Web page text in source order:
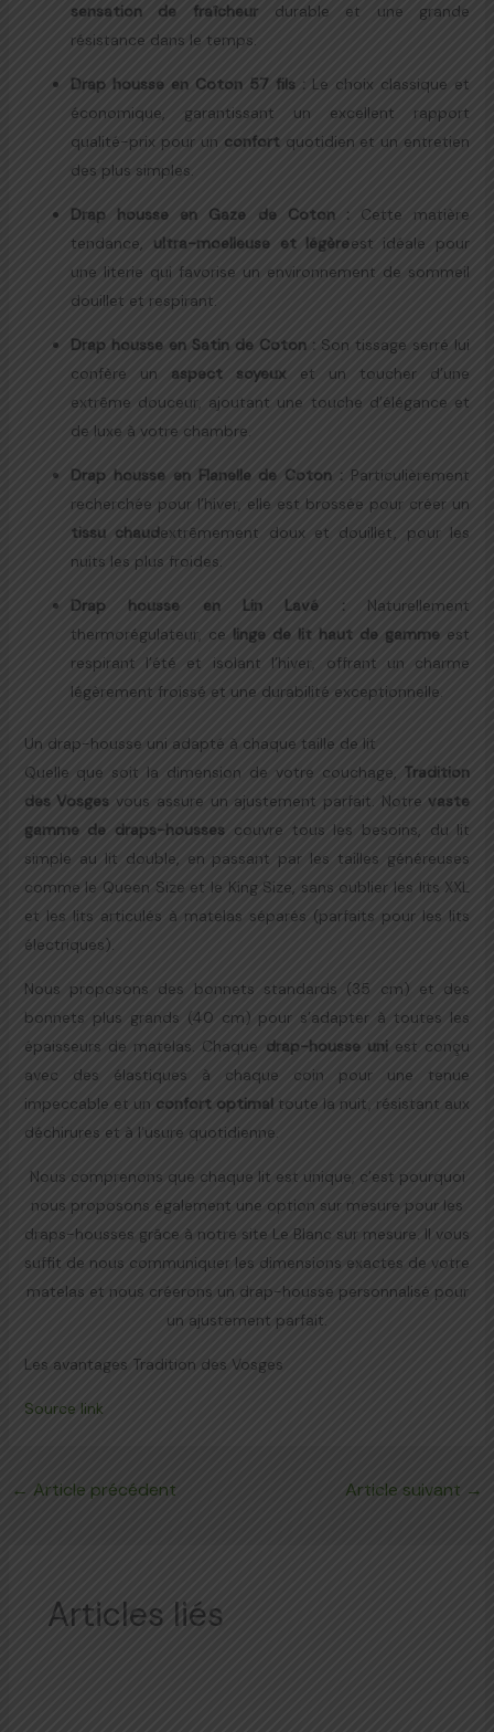
sensation de fraîcheurdurable et une grande
résistance dans le temps.
Drap housse en Coton 57 fils : Le choix classique et
économique, garantissant un excellent rapport
qualité-prix pour un confort quotidien et un entretien
des plus simples.
Drap housse en Gaze de Coton :Cette matière
tendance, ultra-moelleuse et légèreest idéale pour
une literie qui favorise un environnement de sommeil
douillet et respirant.
Drap housse en Satin de Coton : Son tissage serré lui
confère un aspect soyeuxet un toucher d’une
extrême douceur, ajoutant une touche d’élégance et
de luxe à votre chambre.
Drap housse en Flanelle de Coton : Particulièrement
recherchée pour l’hiver, elle est brossée pour créer un
tissu chaudextrêmement doux et douillet, pour les
nuits les plus froides.
Drap housse en Lin Lavé :Naturellement
thermorégulateur, ce linge de lit haut de gamme est
respirant l’été et isolant l’hiver, offrant un charme
légèrement froissé et une durabilité exceptionnelle.
Un drap-housse uni adapté à chaque taille de lit
Quelle que soit la dimension de votre couchage, Tradition
des Vosges vous assure un ajustement parfait. Notre vaste
gamme de draps-housses couvre tous les besoins, du lit
simple au lit double, en passant par les tailles généreuses
comme le Queen Size et le King Size, sans oublier les lits XXL
et les lits articulés à matelas séparés (parfaits pour les lits
électriques).
Nous proposons des bonnets standards (35 cm) et des
bonnets plus grands (40 cm) pour s’adapter à toutes les
épaisseurs de matelas. Chaque drap-housse uni est conçu
avec des élastiques à chaque coin pour une tenue
impeccable et un confort optimaltoute la nuit, résistant aux
déchirures et à l’usure quotidienne.
Nous comprenons que chaque lit est unique, c’est pourquoi
nous proposons également une option sur mesure pour les
draps-housses grâce à notre site Le Blanc sur mesure. Il vous
suffit de nous communiquer les dimensions exactes de votre
matelas et nous créerons un drap-housse personnalisé pour
un ajustement parfait.
Les avantages Tradition des Vosges
Source link
← Article précédent Article suivant →
Articles liés